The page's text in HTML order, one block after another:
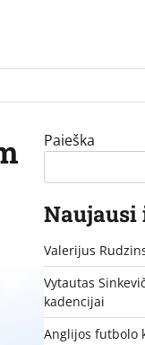
Paieška
Naujausi
Valerijus
Vytautas
kadencijai
Anglijos futbolo